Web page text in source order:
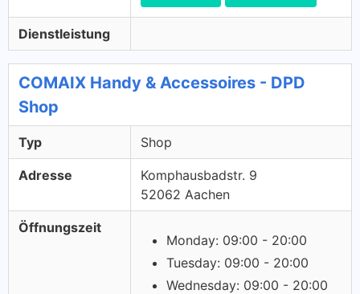
Dienstleistung
COMAIX Handy & Accessoires - DPD
Shop
Typ Shop
Adresse
Komphausbadstr. 9
52062 Aachen
Öffnungszeit
Monday: 09:00 - 20:00
Tuesday: 09:00 - 20:00
Wednesday: 09:00 - 20:00